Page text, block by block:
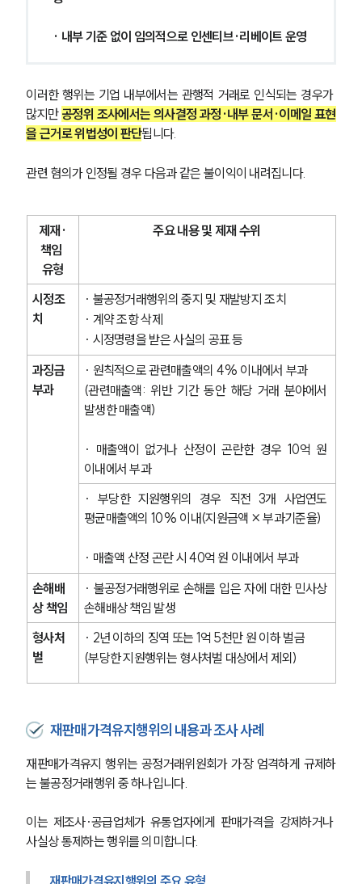
· 내부 기준 없이 임의적으로 인센티브·리베이트 운영
이러한 행위는 기업 내부에서는 관행적 거래로 인식되는 경우가
많지만 공정위 조사에서는 의사결정 과정·내부 문서·이메일 표현
을 근거로 위법성이 판단됩니다.
관련 혐의가 인정될 경우 다음과 같은 불이익이 내려집니다.
제재·
책임
유형
주요 내용 및 제재 수위
시정조
치
· 불공정거래행위의 중지 및 재발방지 조치
· 계약 조항 삭제
· 시정명령을 받은 사실의 공표 등
과징금
부과
· 원칙적으로 관련매출액의 4% 이내에서 부과
(관련매출액: 위반 기간 동안 해당 거래 분야에서
발생한 매출액)
· 매출액이 없거나 산정이 곤란한 경우 10억 원
이내에서 부과
· 부당한 지원행위의 경우 직전 3개 사업연도
평균매출액의 10% 이내(지원금액 × 부과기준율)
· 매출액 산정 곤란 시 40억 원 이내에서 부과
손해배
상 책임
· 불공정거래행위로 손해를 입은 자에 대한 민사상
손해배상 책임 발생
형사처
벌
· 2년 이하의 징역 또는 1억 5천만 원 이하 벌금
(부당한 지원행위는 형사처벌 대상에서 제외)
재판매가격유지행위의 내용과 조사 사례
재판매가격유지 행위는 공정거래위원회가 가장 엄격하게 규제하
는 불공정거래행위 중 하나입니다.
이는 제조사·공급업체가 유통업자에게 판매가격을 강제하거나
사실상 통제하는 행위를 의미합니다.